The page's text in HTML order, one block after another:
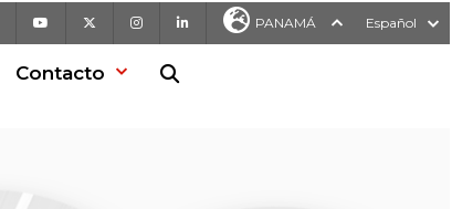
Youtube InstagramLinkedIn PANAMÁ Español
Contacto